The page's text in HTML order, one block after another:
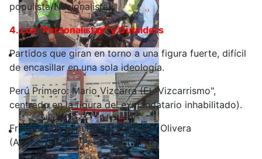
populista/Nacionalista).
4. Los "Personalistas" y Outsiders
Partidos que giran en torno a una figura fuerte, difícil
de encasillar en una sola ideología.
Perú Primero: Mario Vizcarra (El "Vizcarrismo",
centrado en la figura del exmandatario inhabilitado).
Frente de la Esperanza: Fernando Olivera
(Anticorrupción/Personalista).